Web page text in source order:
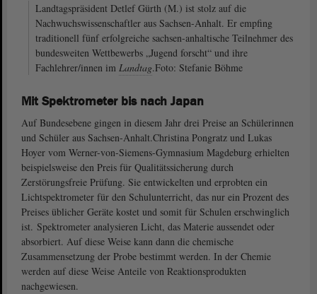
Landtagspräsident Detlef Gürth (M.) ist stolz auf die
Nachwuchswissenschaftler aus Sachsen-Anhalt. Er empfing
traditionell fünf erfolgreiche sachsen-anhaltische Teilnehmer des
bundesweiten Wettbewerbs „Jugend forscht“ und ihre
Fachlehrer/innen im Landtag.Foto: Stefanie Böhme
Mit Spektrometer bis nach Japan
Auf Bundesebene gingen in diesem Jahr drei Preise an Schülerinnen
und Schüler aus Sachsen-Anhalt.Christina Pongratz und Lukas
Hoyer vom Werner-von-Siemens-Gymnasium Magdeburg erhielten
beispielsweise den Preis für Qualitätssicherung durch
Zerstörungsfreie Prüfung. Sie entwickelten und erprobten ein
Lichtspektrometer für den Schulunterricht, das nur ein Prozent des
Preises üblicher Geräte kostet und somit für Schulen erschwinglich
ist. Spektrometer analysieren Licht, das Materie aussendet oder
absorbiert. Auf diese Weise kann dann die chemische
Zusammensetzung der Probe bestimmt werden. In der Chemie
werden auf diese Weise Anteile von Reaktionsprodukten
nachgewiesen.